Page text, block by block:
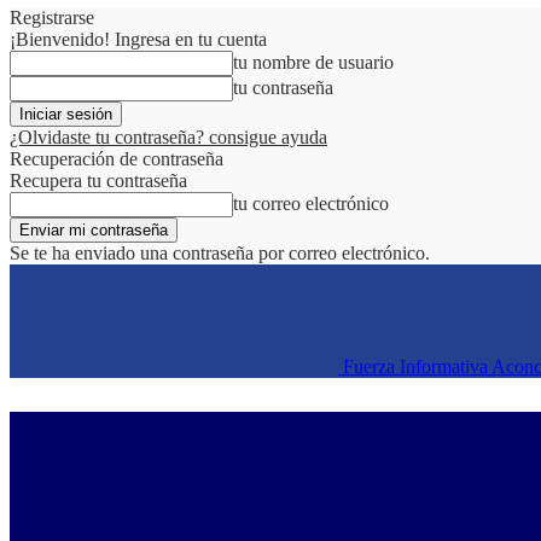
Registrarse
¡Bienvenido! Ingresa en tu cuenta
tu nombre de usuario
tu contraseña
¿Olvidaste tu contraseña? consigue ayuda
Recuperación de contraseña
Recupera tu contraseña
tu correo electrónico
Se te ha enviado una contraseña por correo electrónico.
Fuerza Informativa